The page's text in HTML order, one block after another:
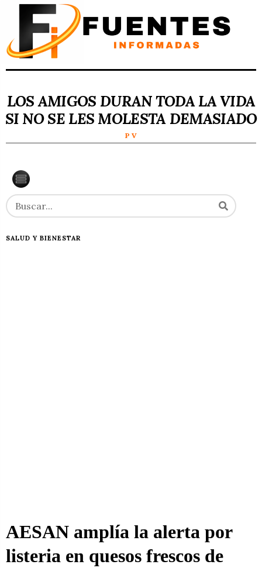
LOS AMIGOS DURAN TODA LA VIDA
SI NO SE LES MOLESTA DEMASIADO
P V
SALUD Y BIENESTAR
AESAN amplía la alerta por
listeria en quesos frescos de